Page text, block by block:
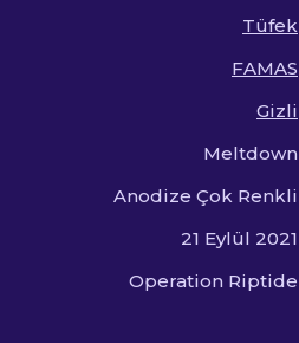
Tüfek
FAMAS
Gizli
Meltdown
Anodize Çok Renkli
21 Eylül 2021
Operation Riptide